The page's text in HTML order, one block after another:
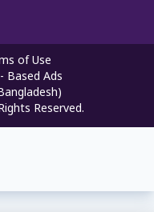
of Use
Based Ads
Reserved.